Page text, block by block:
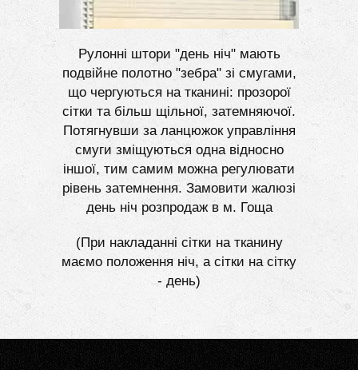
Рулонні штори "день ніч" мають
подвійне полотно "зебра" зі смугами,
що чергуються на тканині: прозорої
сітки та більш щільної, затемняючої.
Потягнувши за ланцюжок управління
смуги зміщуються одна відносно
іншої, тим самим можна регулювати
рівень затемнення. Замовити жалюзі
день ніч розпродаж в м. Гоща
(При накладанні сітки на тканину
маємо положення ніч, а сітки на сітку
- день)